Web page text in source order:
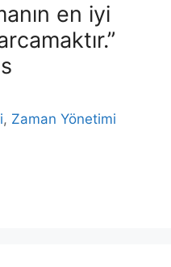
en iyi
, Zaman Yönetimi